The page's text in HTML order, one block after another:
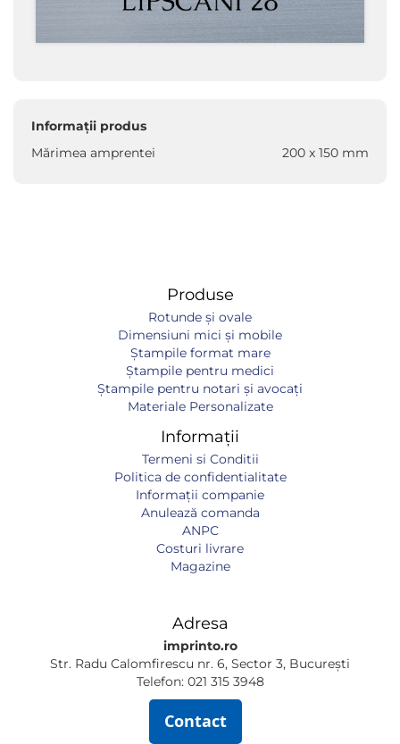
Informații produs
Mărimea amprentei
200 x 150 mm
Produse
Rotunde și ovale
Dimensiuni mici și mobile
Ștampile format mare
Ștampile pentru medici
Ștampile pentru notari și avocați
Materiale Personalizate
Informații
Termeni si Conditii
Politica de confidentialitate
Informaţii companie
Anulează comanda
ANPC
Costuri livrare
Magazine
Adresa
imprinto.ro
Str. Radu Calomfirescu nr. 6, Sector 3, București
Telefon: 021 315 3948
Contact